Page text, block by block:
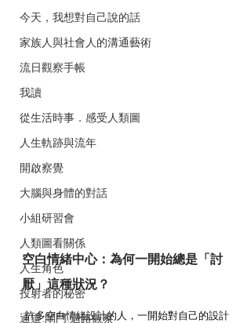
今天，我想對自己說的話
家族人與社會人的溝通藝術
流日觀察手帳
我讀
從生活時事．感受人類圖
人生軌跡與流年
開啟察覺
大腦與身體的對話
小組研習會
人類圖看關係
人生角色
投射者的秘密
通道.閘門.迴路觀察
空白情緒中心：為何一開始總是「討
厭」這種狀況？
許多空白情緒設計的人，一開始對自己的設計